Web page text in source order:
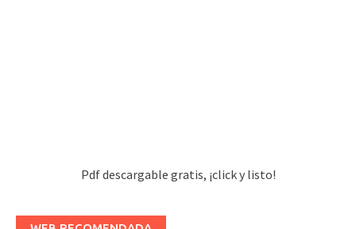
Pdf descargable gratis, ¡click y listo!